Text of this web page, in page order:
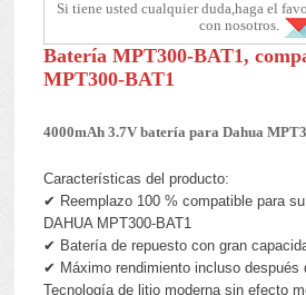
Si tiene usted cualquier duda,haga el
con nosotros.
Batería MPT300-BAT1,
MPT300-BAT1
4000mAh 3.7V batería para Dahua
Características del producto:
✔ Reemplazo 100 % compatible para
DAHUA MPT300-BAT1
✔ Batería de repuesto con gran
✔ Máximo rendimiento incluso después
Tecnología de litio moderna sin efecto